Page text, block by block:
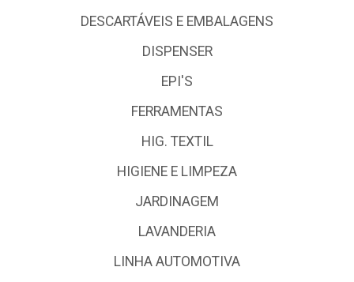
DESCARTÁVEIS E EMBALAGENS
DISPENSER
EPI'S
FERRAMENTAS
HIG. TEXTIL
HIGIENE E LIMPEZA
JARDINAGEM
LAVANDERIA
LINHA AUTOMOTIVA